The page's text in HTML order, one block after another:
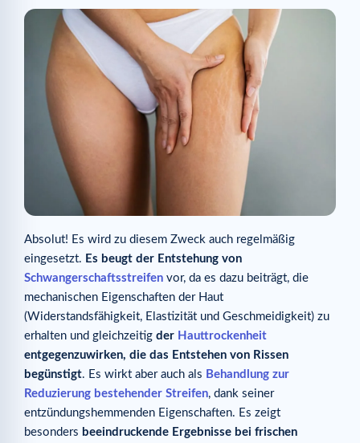
Absolut! Es wird zu diesem Zweck auch regelmäßig
eingesetzt. Es beugt der Entstehung von
Schwangerschaftsstreifen vor, da es dazu beiträgt, die
mechanischen Eigenschaften der Haut
(Widerstandsfähigkeit, Elastizität und Geschmeidigkeit) zu
erhalten und gleichzeitig der Hauttrockenheit
entgegenzuwirken, die das Entstehen von Rissen
begünstigt. Es wirkt aber auch als Behandlung zur
Reduzierung bestehender Streifen, dank seiner
entzündungshemmenden Eigenschaften. Es zeigt
besonders beeindruckende Ergebnisse bei frischen